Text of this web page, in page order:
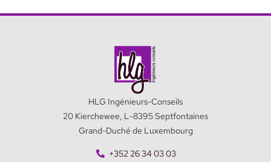
HLG Ingénieurs-Conseils
20 Kierchewee, L-8395 Septfontaines
Grand-Duché de Luxembourg
+352 26 34 03 03